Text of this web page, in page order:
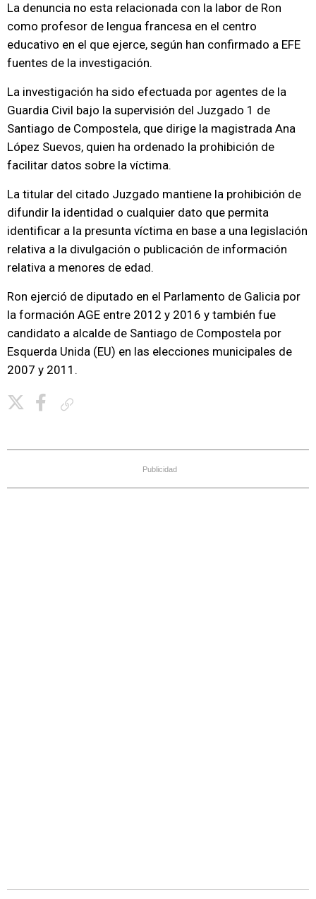
La denuncia no esta relacionada con la labor de Ron
como profesor de lengua francesa en el centro
educativo en el que ejerce, según han confirmado a EFE
fuentes de la investigación.
La investigación ha sido efectuada por agentes de la
Guardia Civil bajo la supervisión del Juzgado 1 de
Santiago de Compostela, que dirige la magistrada Ana
López Suevos, quien ha ordenado la prohibición de
facilitar datos sobre la víctima.
La titular del citado Juzgado mantiene la prohibición de
difundir la identidad o cualquier dato que permita
identificar a la presunta víctima en base a una legislación
relativa a la divulgación o publicación de información
relativa a menores de edad.
Ron ejerció de diputado en el Parlamento de Galicia por
la formación AGE entre 2012 y 2016 y también fue
candidato a alcalde de Santiago de Compostela por
Esquerda Unida (EU) en las elecciones municipales de
2007 y 2011.
Publicidad